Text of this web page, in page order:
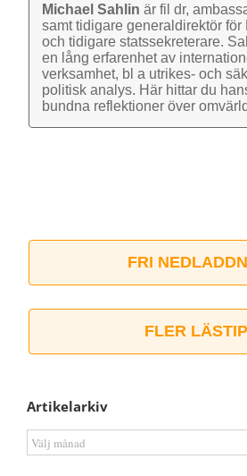
Michael Sahlin är fil dr,
samt tidigare general­direktör för
och tidigare stats­sekre­terare.
en lång erfarenhet av
verk­samhet, bl a utrikes- och
politisk analys. Här hittar du
bundna reflek­tioner över
FRI
FLER
Artikelarkiv
Artikelarkiv